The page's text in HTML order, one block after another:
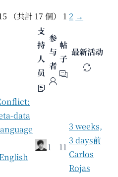
（共計 17 個） 1 2 →
支
持
人
员
参
与
者
帖
子
最新活动
data
English
1 11
3 weeks,
3 days前
Carlos
Rojas